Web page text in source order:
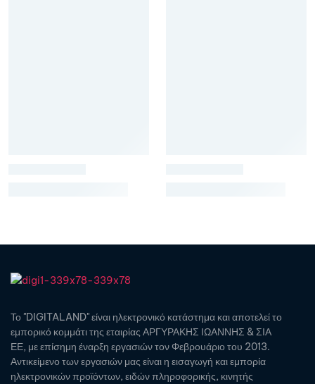
Το "DIGITALAND" είναι ηλεκτρονικό κατάστημα και αποτελεί το
εμπορικό κομμάτι της εταιρίας ΑΡΓΥΡΑΚΗΣ ΙΩΑΝΝΗΣ & ΣΙΑ
ΕΕ, με επίσημη έναρξη εργασιών τον Φεβρουάριο του 2013.
Αντικείμενο των εργασιών μας είναι η εισαγωγή και εμπορία
ηλεκτρονικών προϊόντων, ειδών πληροφορικής, κινητής